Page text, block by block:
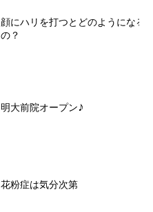
顔にハリを打つとどのようになる
の？
明大前院オープン♪
花粉症は気分次第